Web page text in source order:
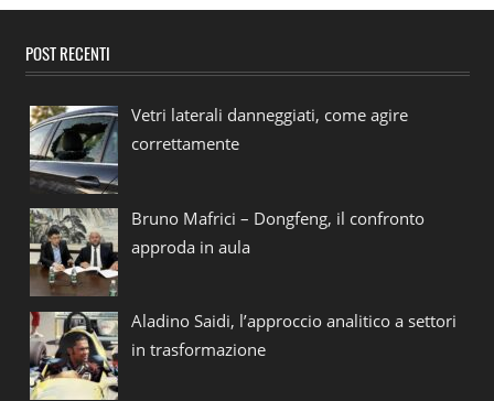
POST RECENTI
Vetri laterali danneggiati, come agire
correttamente
Bruno Mafrici – Dongfeng, il confronto
approda in aula
Aladino Saidi, l’approccio analitico a settori
in trasformazione